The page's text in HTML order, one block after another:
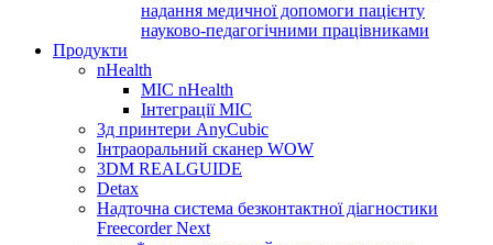
надання медичної допомоги пацієнту
науково-педагогічними працівниками
Продукти
nHealth
МІС nHealth
Інтеграції МІС
3д принтери AnyCubic
Інтраоральний сканер WOW
3DM REALGUIDE
Detax
Надточна система безконтактної діагностики
Freecorder Next